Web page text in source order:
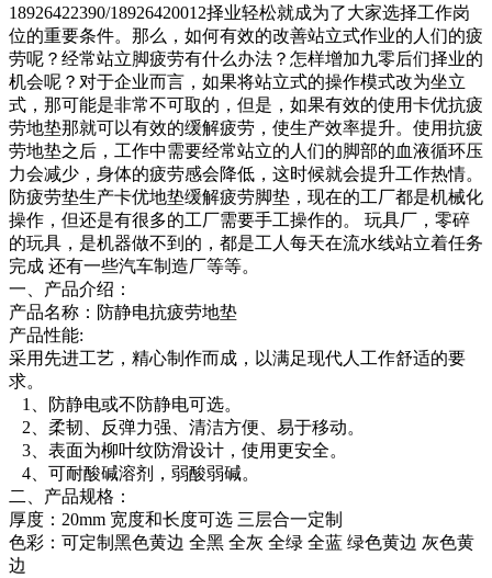
18926422390/18926420012择业轻松就成为了大家选择工作岗
位的重要条件。那么，如何有效的改善站立式作业的人们的疲
劳呢？经常站立脚疲劳有什么办法？怎样增加九零后们择业的
机会呢？对于企业而言，如果将站立式的操作模式改为坐立
式，那可能是非常不可取的，但是，如果有效的使用卡优抗疲
劳地垫那就可以有效的缓解疲劳，使生产效率提升。使用抗疲
劳地垫之后，工作中需要经常站立的人们的脚部的血液循环压
力会减少，身体的疲劳感会降低，这时候就会提升工作热情。
防疲劳垫生产卡优地垫缓解疲劳脚垫，现在的工厂都是机械化
操作，但还是有很多的工厂需要手工操作的。 玩具厂，零碎
的玩具，是机器做不到的，都是工人每天在流水线站立着任务
完成 还有一些汽车制造厂等等。
一、产品介绍：
产品名称：防静电抗疲劳地垫
产品性能:
采用先进工艺，精心制作而成，以满足现代人工作舒适的要
求。
1、防静电或不防静电可选。
2、柔韧、反弹力强、清洁方便、易于移动。
3、表面为柳叶纹防滑设计，使用更安全。
4、可耐酸碱溶剂，弱酸弱碱。
二、产品规格：
厚度：20mm 宽度和长度可选 三层合一定制
色彩：可定制黑色黄边 全黑 全灰 全绿 全蓝 绿色黄边 灰色黄
边